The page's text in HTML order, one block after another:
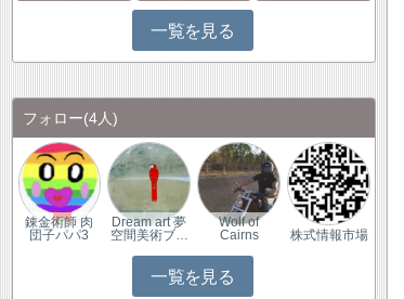
一覧を見る
フォロー(4人)
錬金術師 肉
団子パパ3
Dream art 夢
空間美術ブ…
Wolf of
Cairns
株式情報市場
一覧を見る